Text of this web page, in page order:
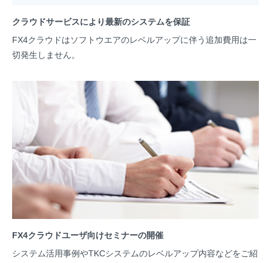
クラウドサービスにより最新のシステムを保証
FX4クラウドはソフトウエアのレベルアップに伴う追加費用は一
切発生しません。
FX4クラウドユーザ向けセミナーの開催
システム活用事例やTKCシステムのレベルアップ内容などをご紹